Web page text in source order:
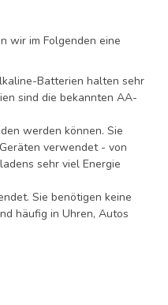
wir im Folgenden eine
Batterien halten sehr
sind die bekannten AA-
werden können. Sie
verwendet - von
sehr viel Energie
Sie benötigen keine
häufig in Uhren, Autos